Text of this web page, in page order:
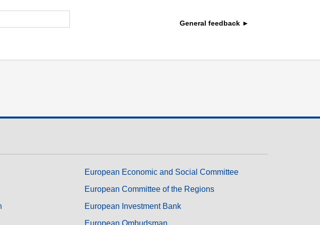
General feedback ►
European Economic and Social Committee
European Committee of the Regions
European Investment Bank